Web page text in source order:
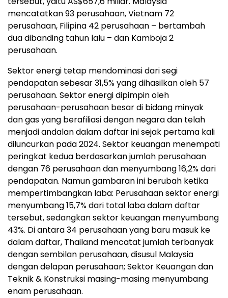
mencatatkan 93 perusahaan, Vietnam 72
perusahaan, Filipina 42 perusahaan – bertambah
dua dibanding tahun lalu – dan Kamboja 2
perusahaan.
Sektor energi tetap mendominasi dari segi
pendapatan sebesar 31,5% yang dihasilkan oleh 57
perusahaan. Sektor energi dipimpin oleh
perusahaan-perusahaan besar di bidang minyak
dan gas yang berafiliasi dengan negara dan telah
menjadi andalan dalam daftar ini sejak pertama kali
diluncurkan pada 2024. Sektor keuangan menempati
peringkat kedua berdasarkan jumlah perusahaan
dengan 76 perusahaan dan menyumbang 16,2% dari
pendapatan. Namun gambaran ini berubah ketika
mempertimbangkan laba: Perusahaan sektor energi
menyumbang 15,7% dari total laba dalam daftar
tersebut, sedangkan sektor keuangan menyumbang
43%. Di antara 34 perusahaan yang baru masuk ke
dalam daftar, Thailand mencatat jumlah terbanyak
dengan sembilan perusahaan, disusul Malaysia
dengan delapan perusahaan; Sektor Keuangan dan
Teknik & Konstruksi masing-masing menyumbang
enam perusahaan.